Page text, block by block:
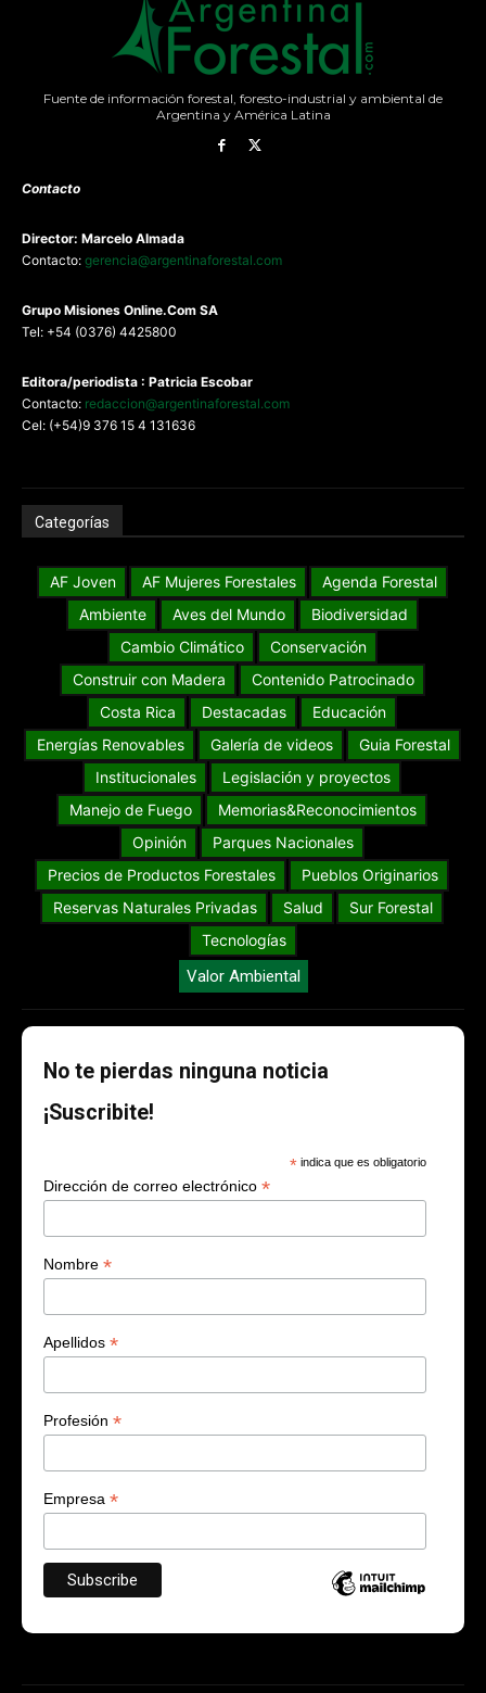
Fuente de información forestal, foresto-industrial y ambiental de
Argentina y América Latina
Contacto
Director: Marcelo Almada
Contacto: gerencia@argentinaforestal.com
Grupo Misiones Online.Com SA
Tel: +54 (0376) 4425800
Editora/periodista : Patricia Escobar
Contacto: redaccion@argentinaforestal.com
Cel: (+54)9 376 15 4 131636
Categorías
AF Joven AF Mujeres Forestales
Agenda Forestal
Ambiente
Aves del Mundo
Biodiversidad
Cambio Climático
Conservación
Construir con Madera
Contenido Patrocinado
Costa Rica
Destacadas
Educación
Energías Renovables
Galería de videos
Guia Forestal
Institucionales
Legislación y proyectos
Manejo de Fuego
Memorias&Reconocimientos
Opinión
Parques Nacionales
Precios de Productos Forestales
Pueblos Originarios
Reservas Naturales Privadas
Salud
Sur Forestal
Tecnologías
Valor Ambiental
No te pierdas ninguna noticia
¡Suscribite!
* indica que es obligatorio
Dirección de correo electrónico *
Nombre *
Apellidos *
Profesión *
Empresa *